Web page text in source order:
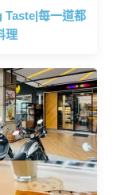
Taste|每一道都
理